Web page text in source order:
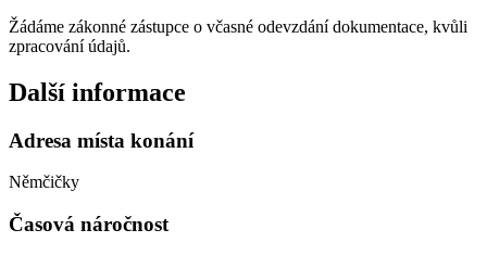
Žádáme zákonné zástupce o včasné odevzdání dokumentace, kvůli
zpracování údajů.
Další informace
Adresa místa konání
Němčičky
Časová náročnost